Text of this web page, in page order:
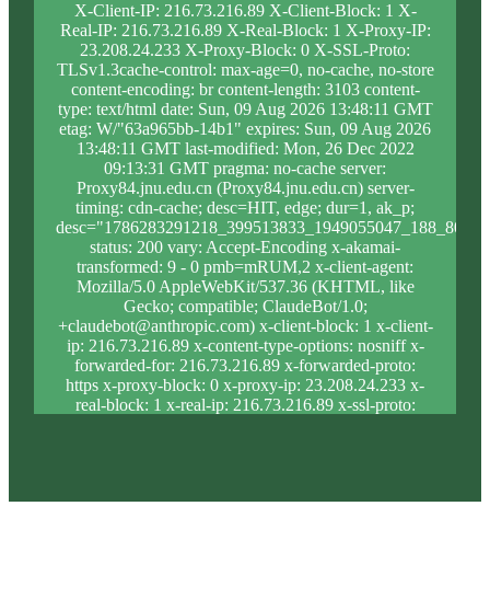
X-Client-IP: 216.73.216.89 X-Client-Block: 1 X-
Real-IP: 216.73.216.89 X-Real-Block: 1 X-Proxy-IP:
23.208.24.233 X-Proxy-Block: 0 X-SSL-Proto:
TLSv1.3cache-control: max-age=0, no-cache, no-store
content-encoding: br content-length: 3103 content-
type: text/html date: Sun, 09 Aug 2026 13:48:11 GMT
etag: W/"63a965bb-14b1" expires: Sun, 09 Aug 2026
13:48:11 GMT last-modified: Mon, 26 Dec 2022
09:13:31 GMT pragma: no-cache server:
Proxy84.jnu.edu.cn (Proxy84.jnu.edu.cn) server-
timing: cdn-cache; desc=HIT, edge; dur=1, ak_p;
status: 200 vary: Accept-Encoding x-akamai-
transformed: 9 - 0 pmb=mRUM,2 x-client-agent:
Mozilla/5.0 AppleWebKit/537.36 (KHTML, like
Gecko; compatible; ClaudeBot/1.0;
+claudebot@anthropic.com) x-client-block: 1 x-client-
ip: 216.73.216.89 x-content-type-options: nosniff x-
forwarded-for: 216.73.216.89 x-forwarded-proto:
https x-proxy-block: 0 x-proxy-ip: 23.208.24.233 x-
real-block: 1 x-real-ip: 216.73.216.89 x-ssl-proto: